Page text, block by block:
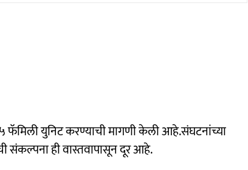
फॅमिली युनिट करण्याची मागणी केली आहे.संघटनांच्या
संकल्पना ही वास्तवापासून दूर आहे.